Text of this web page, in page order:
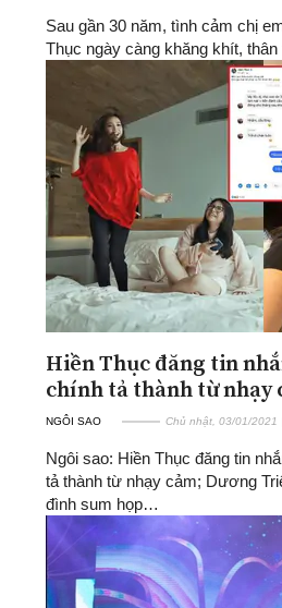
Sau gần 30 năm, tình cảm chị
Thục ngày càng khăng khít, thân
Hiền Thục đăng tin
chính tả thành từ nhạy
NGÔI SAO Chủ nhật, 03/01/2021
Ngôi sao: Hiền Thục đăng tin
tả thành từ nhạy cảm; Dương
đình sum họp…